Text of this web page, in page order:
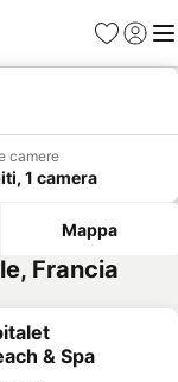
PreferitiAccedi
camere
1 camera
Mappa
Francia
& Spa